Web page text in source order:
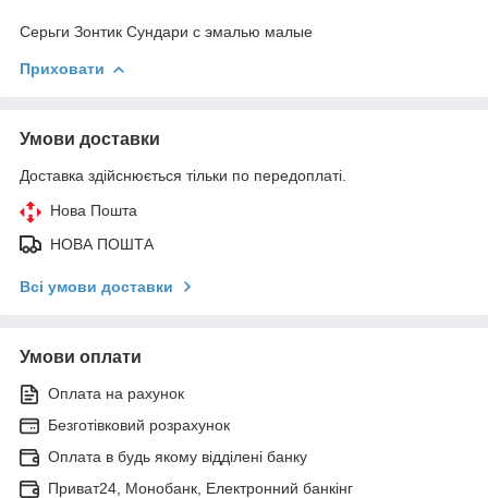
Серьги Зонтик Сундари с эмалью малые
Приховати
Умови доставки
Доставка здійснюється тільки по передоплаті.
Нова Пошта
НОВА ПОШТА
Всі умови доставки
Умови оплати
Оплата на рахунок
Безготівковий розрахунок
Оплата в будь якому відділені банку
Приват24, Монобанк, Електронний банкінг